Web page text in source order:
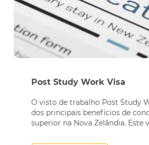
Post Study Work Visa
O visto de trabalho Post Study
dos principais benefícios de
superior na Nova Zelândia. Este